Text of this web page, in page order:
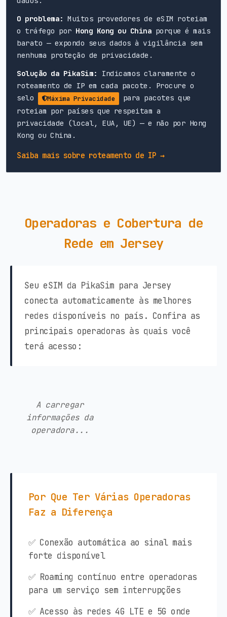
O problema: Muitos provedores de eSIM roteiam
o tráfego por Hong Kong ou China porque é mais
barato — expondo seus dados à vigilância sem
nenhuma proteção de privacidade.
Solução da PikaSim:
Indicamos claramente o
roteamento de IP em cada pacote. Procure o
selo
Máxima Privacidade
para pacotes que
roteiam por países que respeitam a
privacidade (local, EUA, UE) — e não por Hong
Kong ou China.
Saiba mais sobre roteamento de IP →
Operadoras e Cobertura de
Rede em Jersey
Seu eSIM da PikaSim para Jersey
conecta automaticamente às melhores
redes disponíveis no país. Confira as
principais operadoras às quais você
terá acesso:
A carregar
informações da
operadora...
Por Que Ter Várias Operadoras
Faz a Diferença
✅ Conexão automática ao sinal mais
forte disponível
✅ Roaming contínuo entre operadoras
para um serviço sem interrupções
✅ Acesso às redes 4G LTE e 5G onde